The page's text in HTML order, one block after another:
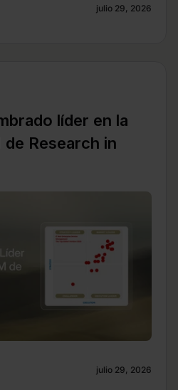
julio 29, 2026
líder en la
Research in
julio 29, 2026